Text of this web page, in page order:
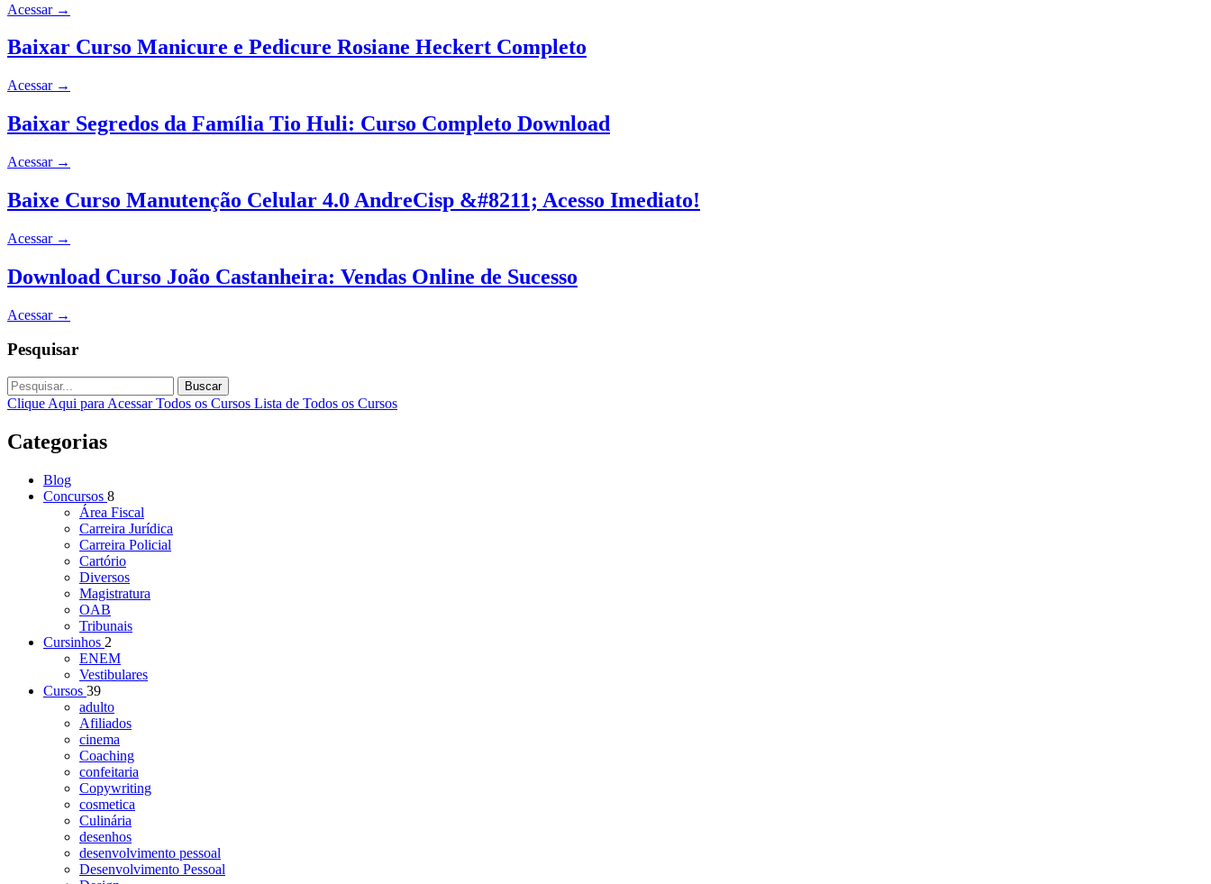
Acessar →
Baixar Curso Manicure e Pedicure Rosiane Heckert Completo
Acessar →
Baixar Segredos da Família Tio Huli: Curso Completo Download
Acessar →
Baixe Curso Manutenção Celular 4.0 AndreCisp &#8211; Acesso Imediato!
Acessar →
Download Curso João Castanheira: Vendas Online de Sucesso
Acessar →
Pesquisar
Buscar
Clique Aqui para Acessar Todos os Cursos Lista de Todos os Cursos
Categorias
Blog
Concursos 8
Área Fiscal
Carreira Jurídica
Carreira Policial
Cartório
Diversos
Magistratura
OAB
Tribunais
Cursinhos 2
ENEM
Vestibulares
Cursos 39
adulto
Afiliados
cinema
Coaching
confeitaria
Copywriting
cosmetica
Culinária
desenhos
desenvolvimento pessoal
Desenvolvimento Pessoal